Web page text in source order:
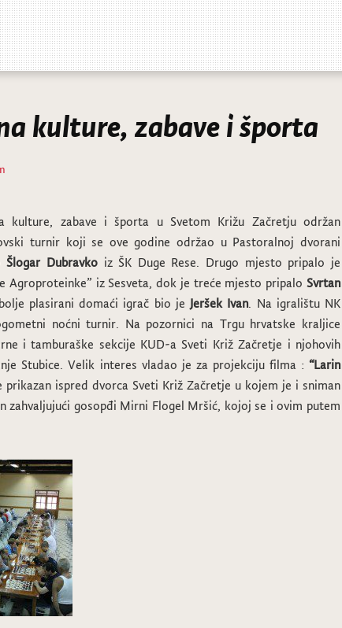
kulture, zabave i športa
kulture, zabave i športa u Svetom Križu Začretju održan
turnir koji se ove godine održao u Pastoralnoj dvorani
Šlogar Dubravkoiz ŠK Duge Rese. Drugo mjesto pripalo je
Agroproteinke” iz Sesveta, dok je treće mjesto pripaloSvrtan
plasirani domaći igrač bio je Jeršek Ivan. Na igralištu NK
noćni turnir. Na pozornici na Trgu hrvatske kraljice
i tamburaške sekcije KUD-a Sveti Križ Začretje i njohovih
Stubice. Velik interes vladao je za projekciju filma : “Larin
prikazan ispred dvorca Sveti Križ Začretje u kojem je i sniman
zahvaljujući gosopđi Mirni Flogel Mršić, kojoj se i ovim putem